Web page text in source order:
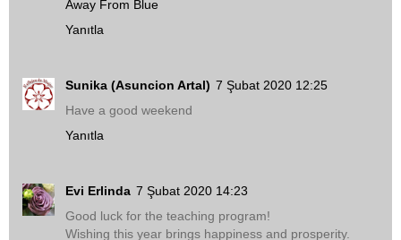
Away From Blue
Yanıtla
Sunika (Asuncion Artal) 7 Şubat 2020 12:25
Have a good weekend
Yanıtla
Evi Erlinda 7 Şubat 2020 14:23
Good luck for the teaching program!
Wishing this year brings happiness and prosperity.